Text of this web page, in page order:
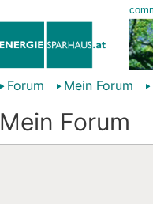
Forum Mein Forum
Mein Forum